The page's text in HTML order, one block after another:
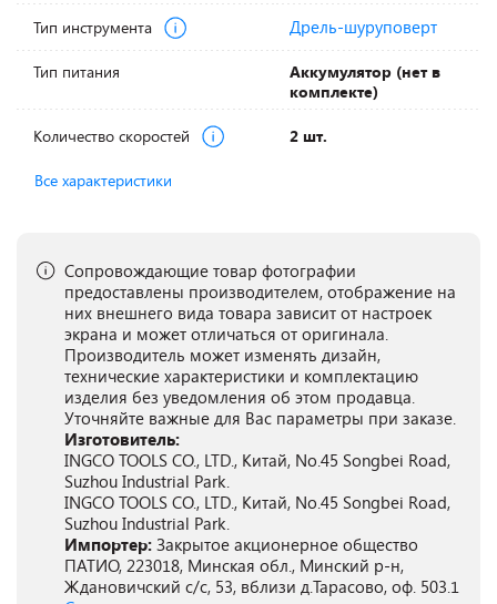
Тип инструмента Дрель-шуруповерт
Тип питания
Аккумулятор (нет в
комплекте)
Количество скоростей 2 шт.
Все характеристики
Сопровождающие товар фотографии
предоставлены производителем, отображение на
них внешнего вида товара зависит от настроек
экрана и может отличаться от оригинала.
Производитель может изменять дизайн,
технические характеристики и комплектацию
изделия без уведомления об этом продавца.
Уточняйте важные для Вас параметры при заказе.
Изготовитель:
INGCO TOOLS CO., LTD., Китай, No.45 Songbei Road,
Suzhou Industrial Park.
INGCO TOOLS CO., LTD., Китай, No.45 Songbei Road,
Suzhou Industrial Park.
Импортер: Закрытое акционерное общество
ПАТИО, 223018, Минская обл., Минский р-н,
Ждановичский с/с, 53, вблизи д.Тарасово, оф. 503.1